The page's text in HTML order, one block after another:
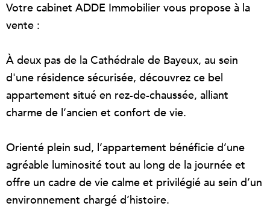
Votre cabinet ADDE Immobilier vous propose à la
vente :
À deux pas de la Cathédrale de Bayeux, au sein
d'une résidence sécurisée, découvrez ce bel
appartement situé en rez-de-chaussée, alliant
charme de l’ancien et confort de vie.
Orienté plein sud, l’appartement bénéficie d’une
agréable luminosité tout au long de la journée et
offre un cadre de vie calme et privilégié au sein d’un
environnement chargé d’histoire.